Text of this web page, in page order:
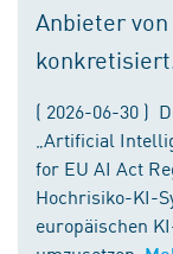
Anbieter
( 2026-06-30 )
„Artificial
for EU AI Act
Hochrisiko-KI-
europäischen